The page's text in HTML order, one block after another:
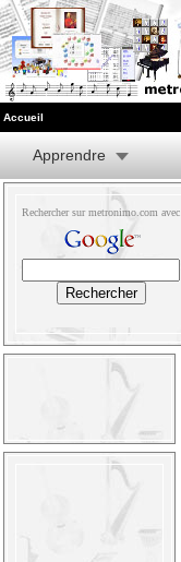
Accueil
Apprendre
Rechercher sur metronimo.com avec